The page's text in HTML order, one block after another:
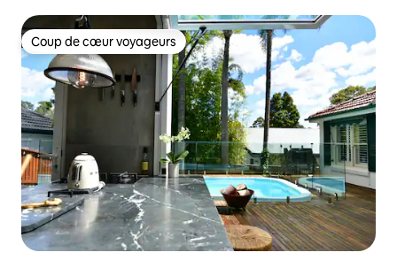
Coup de cœur voyageurs
Coup de cœur voyageurs